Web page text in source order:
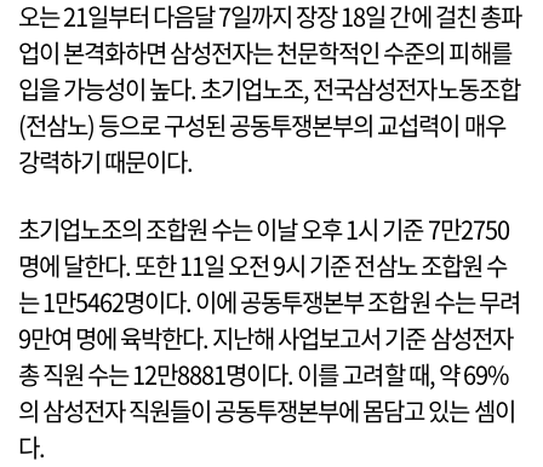
오는 21일부터 다음달 7일까지 장장 18일 간에 걸친 총파
업이 본격화하면 삼성전자는 천문학적인 수준의 피해를
입을 가능성이 높다. 초기업노조, 전국삼성전자노동조합
(전삼노) 등으로 구성된 공동투쟁본부의 교섭력이 매우
강력하기 때문이다.
초기업노조의 조합원 수는 이날 오후 1시 기준 7만2750
명에 달한다. 또한 11일 오전 9시 기준 전삼노 조합원 수
는 1만5462명이다. 이에 공동투쟁본부 조합원 수는 무려
9만여 명에 육박한다. 지난해 사업보고서 기준 삼성전자
총 직원 수는 12만8881명이다. 이를 고려할 때, 약 69%
의 삼성전자 직원들이 공동투쟁본부에 몸담고 있는 셈이
다.